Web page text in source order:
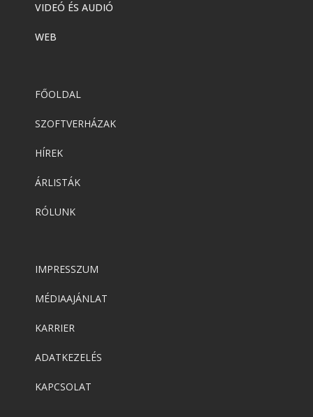
VIDEÓ ÉS AUDIÓ
WEB
FŐOLDAL
SZOFTVERHÁZAK
HÍREK
ÁRLISTÁK
RÓLUNK
IMPRESSZUM
MÉDIAAJÁNLAT
KARRIER
ADATKEZELÉS
KAPCSOLAT